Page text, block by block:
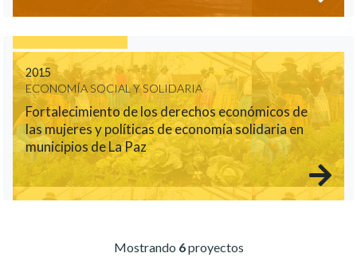
2015
ECONOMÍA SOCIAL Y SOLIDARIA
Fortalecimiento de los derechos económicos de
las mujeres y políticas de economía solidaria en
municipios de La Paz
Mostrando 6proyectos